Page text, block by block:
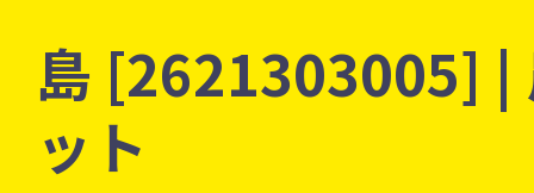
島 [2621303005] |
ット